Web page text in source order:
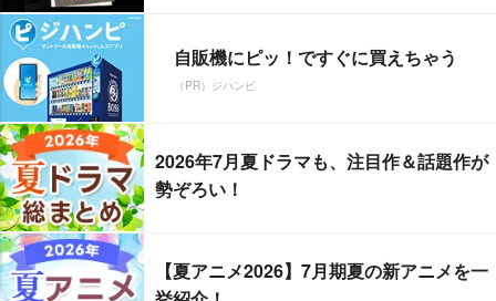
自販機にピッ！ですぐに買えちゃう
（PR）ジハンピ
2026年7月夏ドラマも、注目作＆話題作が
勢ぞろい！
【夏アニメ2026】7月期夏の新アニメを一